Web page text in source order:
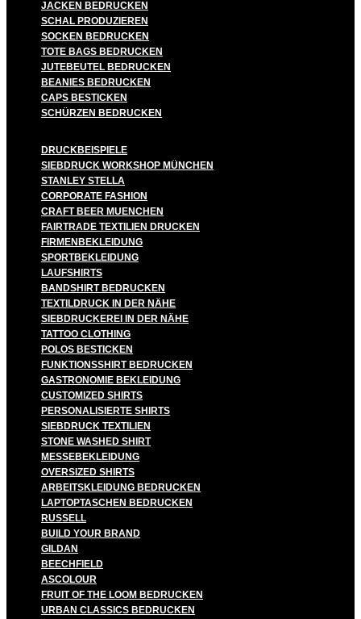
JACKEN BEDRUCKEN
SCHAL PRODUZIEREN
SOCKEN BEDRUCKEN
TOTE BAGS BEDRUCKEN
JUTEBEUTEL BEDRUCKEN
BEANIES BEDRUCKEN
CAPS BESTICKEN
SCHÜRZEN BEDRUCKEN
DRUCKBEISPIELE
SIEBDRUCK WORKSHOP MÜNCHEN
STANLEY STELLA
CORPORATE FASHION
CRAFT BEER MUENCHEN
FAIRTRADE TEXTILIEN DRUCKEN
FIRMENBEKLEIDUNG
SPORTBEKLEIDUNG
LAUFSHIRTS
BANDSHIRT BEDRUCKEN
TEXTILDRUCK IN DER NÄHE
SIEBDRUCKEREI IN DER NÄHE
TATTOO CLOTHING
POLOS BESTICKEN
FUNKTIONSSHIRT BEDRUCKEN
GASTRONOMIE BEKLEIDUNG
CUSTOMIZED SHIRTS
PERSONALISIERTE SHIRTS
SIEBDRUCK TEXTILIEN
STONE WASHED SHIRT
MESSEBEKLEIDUNG
OVERSIZED SHIRTS
ARBEITSKLEIDUNG BEDRUCKEN
LAPTOPTASCHEN BEDRUCKEN
RUSSELL
BUILD YOUR BRAND
GILDAN
BEECHFIELD
ASCOLOUR
FRUIT OF THE LOOM BEDRUCKEN
URBAN CLASSICS BEDRUCKEN